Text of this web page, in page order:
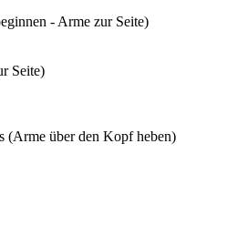
- Arme zur Seite)
Seite)
(Arme über den Kopf heben)